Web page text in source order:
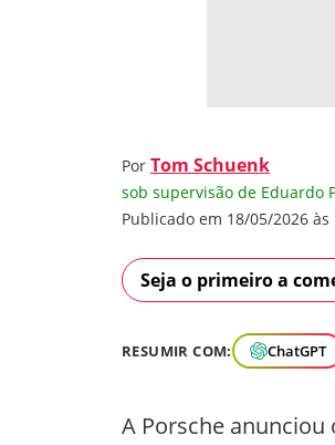
Por Tom Schuenk
sob supervisão de Eduardo
Publicado em 18/05/2026 às
Seja o primeiro a
RESUMIR COM: ChatGPT
A Porsche